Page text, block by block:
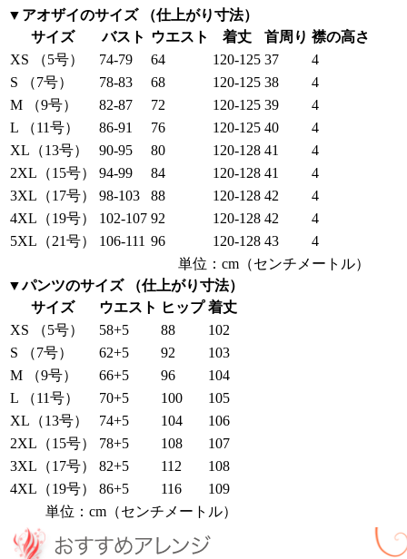
▼アオザイのサイズ （仕上がり寸法）
サイズ
バスト ウエスト 着丈 首周り 襟の高さ
XS （5号）
74-79 64 120-125 37
4
S （7号）
78-83 68 120-125 38
4
M （9号）
82-87 72 120-125 39
4
L （11号）
86-91 76 120-125 40
4
XL（13号）
90-95 80 120-128 41
4
2XL（15号）
94-99 84 120-128 41
4
3XL（17号）
98-103 88 120-128 42
4
4XL（19号）
102-107 92 120-128 42
4
5XL（21号）
106-111 96 120-128 43
4
単位：cm（センチメートル）
▼パンツのサイズ （仕上がり寸法）
サイズ
ウエスト ヒップ 着丈
XS （5号）
58+5 88
102
S （7号）
62+5 92
103
M （9号）
66+5 96
104
L （11号）
70+5 100
105
XL（13号）
74+5 104
106
2XL（15号）
78+5 108
107
3XL（17号）
82+5 112
108
4XL（19号）
86+5 116
109
単位：cm（センチメートル）